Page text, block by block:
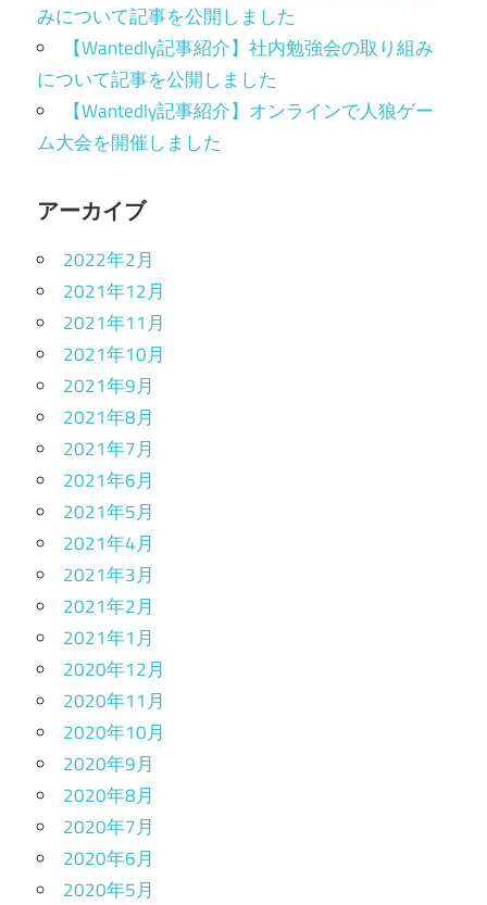
みについて記事を公開しました
【Wantedly記事紹介】社内勉強会の取り組み
について記事を公開しました
【Wantedly記事紹介】オンラインで人狼ゲー
ム大会を開催しました
アーカイブ
2022年2月
2021年12月
2021年11月
2021年10月
2021年9月
2021年8月
2021年7月
2021年6月
2021年5月
2021年4月
2021年3月
2021年2月
2021年1月
2020年12月
2020年11月
2020年10月
2020年9月
2020年8月
2020年7月
2020年6月
2020年5月